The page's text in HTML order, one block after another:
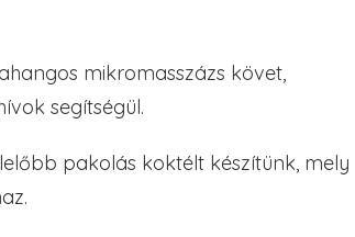
mikromasszázs követ,
segítségül.
pakolás koktélt készítünk, mely